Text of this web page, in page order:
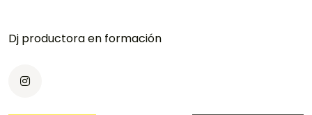
Dj productora en formación